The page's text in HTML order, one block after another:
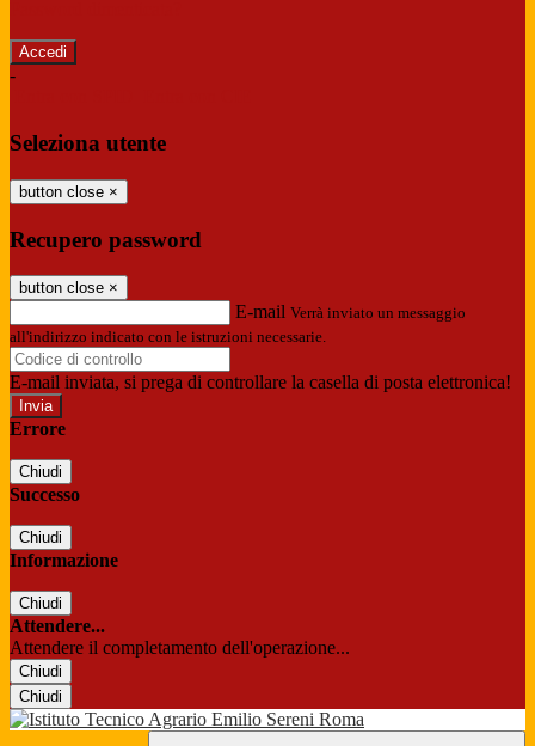
-
Seleziona utente
button close ×
Recupero password
button close ×
E-mail Verrà inviato un messaggio
all'indirizzo indicato con le istruzioni necessarie.
E-mail inviata, si prega di controllare la casella di posta elettronica!
Errore
Chiudi
Successo
Chiudi
Informazione
Chiudi
Attendere...
Attendere il completamento dell'operazione...
Chiudi
Chiudi